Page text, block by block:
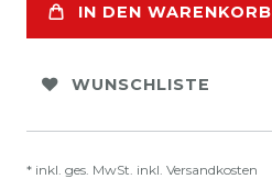
IN DEN WARENKORB
WUNSCHLISTE
* inkl. ges. MwSt. inkl. Versandkosten